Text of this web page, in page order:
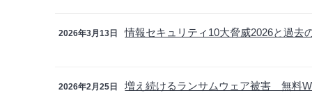
2026年3月13日 情報セキュリティ10大脅威2026と過去
2026年2月25日 増え続けるランサムウェア被害 無料